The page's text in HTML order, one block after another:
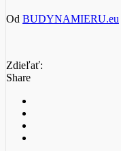
Od BUDYNAMIERU.eu
Zdieľať:
Share